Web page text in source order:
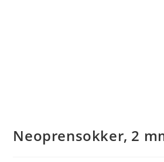
Neoprensokker, 2